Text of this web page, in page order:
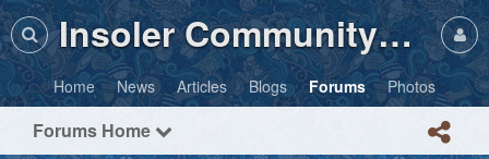
Insoler Community・Photos
Home News Articles Blogs Forums Photos
Forums Home